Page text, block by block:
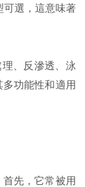
可選，這意味著
、反滲透、泳
功能性和適用
先，它常被用